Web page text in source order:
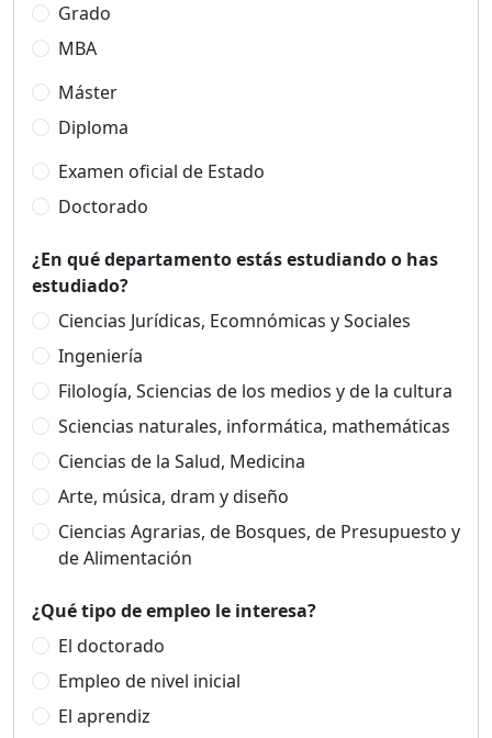
Grado
MBA
Máster
Diploma
Examen oficial de Estado
Doctorado
¿En qué departamento estás estudiando o has
estudiado?
Ciencias Jurídicas, Ecomnómicas y Sociales
Ingeniería
Filología, Sciencias de los medios y de la cultura
Sciencias naturales, informática, mathemáticas
Ciencias de la Salud, Medicina
Arte, música, dram y diseño
Ciencias Agrarias, de Bosques, de Presupuesto y
de Alimentación
¿Qué tipo de empleo le interesa?
El doctorado
Empleo de nivel inicial
El aprendiz